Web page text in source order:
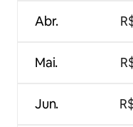
Abr.
Mai.
Jun.